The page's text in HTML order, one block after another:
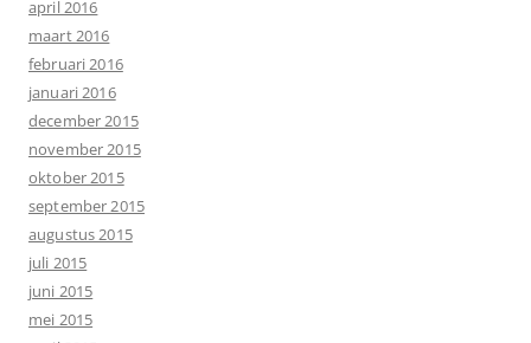
april 2016
maart 2016
februari 2016
januari 2016
december 2015
november 2015
oktober 2015
september 2015
augustus 2015
juli 2015
juni 2015
mei 2015